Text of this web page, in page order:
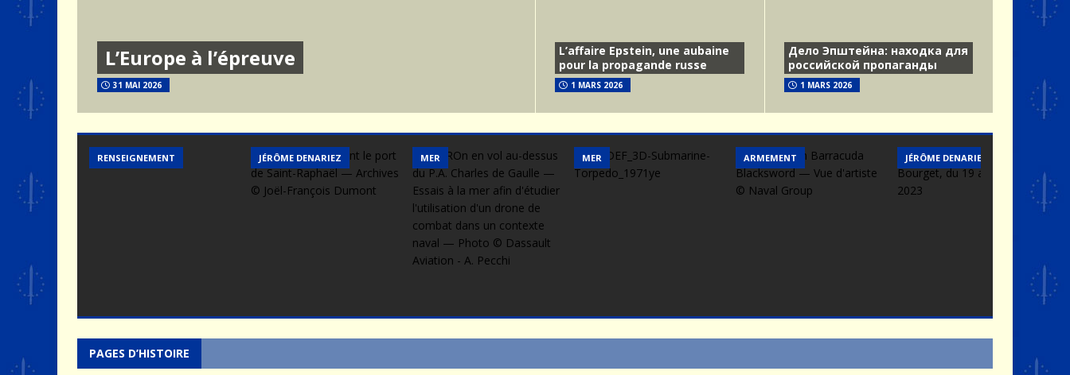
L’Europe à l’épreuve
31 MAI 2026
L’affaire Epstein, une aubaine
pour la propagande russe
1 MARS 2026
Дело Эпштейна: находка для
российской пропаганды
1 MARS 2026
RENSEIGNEMENT JÉRÔME DENARIEZ MER MER ARMEMENT JÉRÔME DENARIEZ
PAGES D’HISTOIRE